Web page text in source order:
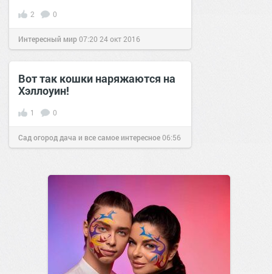
2 0
Интересный мир07:20 24 окт 2016
Вот так кошки наряжаются на
Хэллоуин!
1 0
Сад огород дача и все самое интересное06:56